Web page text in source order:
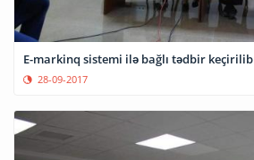
E-markinq sistemi ilə bağlı tədbir keçirilib
28-09-2017